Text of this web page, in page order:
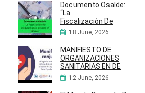
Documento Osalde:
“La
Fiscalización De
18 June, 2026
MANIFIESTO DE
ORGANIZACIONES
SANITARIAS EN DE
12 June, 2026